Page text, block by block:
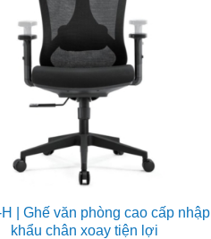
H | Ghế văn phòng cao cấp nhập
khẩu chân xoay tiện lợi